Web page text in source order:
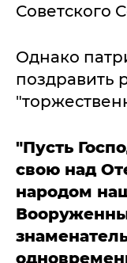
Советского
Однако
поздравить
"Пусть
свою над
народом